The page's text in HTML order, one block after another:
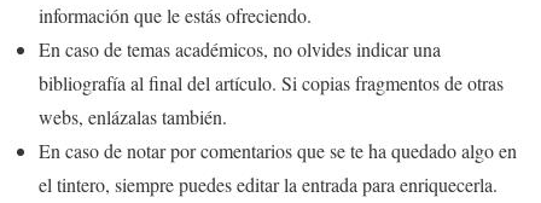
información que le estás ofreciendo.
En caso de temas académicos, no olvides indicar una
bibliografía al final del artículo. Si copias fragmentos de otras
webs, enlázalas también.
En caso de notar por comentarios que se te ha quedado algo en
el tintero, siempre puedes editar la entrada para enriquecerla.